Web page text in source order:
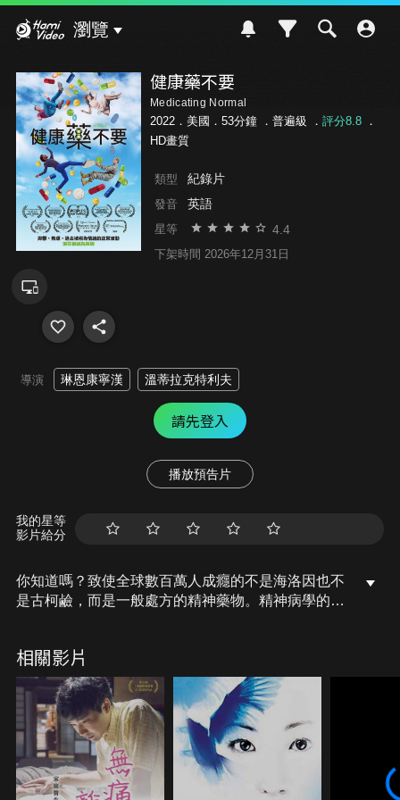
瀏覽
健康藥不要
Medicating Normal
2022．美國．53分鐘 ． 普遍級 ． 評分8.8．
HD畫質
類型 紀錄片
發音 英語
星等 4.4
下架時間 2026年12月31日
導演 琳恩康寧漢 溫蒂拉克特利夫
請先登入
播放預告片
我的星等
影片給分
你知道嗎？致使全球數百萬人成癮的不是海洛因也不
是古柯鹼，而是一般處方的精神藥物。精神病學的定
物，雖然這些藥物在短期內可以有效緩解病症，但是
製藥公司對醫生及患者隱瞞了長期服用可能帶來的嚴
重副作用，除了藥物成癮還可能致殘甚至是致命。本
片訪問了全美五位深受其害的患者，他們的生活在興
奮劑與鎮靜劑的擺盪下分崩離析。此外，邀請來自國
際的專家、教授、精神科醫生，解密一連串的試驗以
及製藥產業一昧隱惡揚善的「行銷」手法。
相關影片